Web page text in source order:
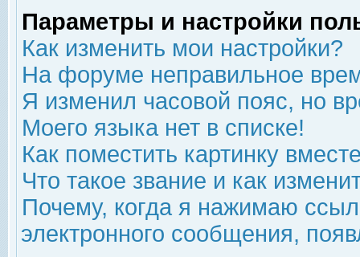
Параметры и настройки
Как изменить мои настройки?
На форуме неправильное
Я изменил часовой пояс, но
Моего языка нет в списке!
Как поместить картинку
Что такое звание и как
Почему, когда я нажимаю
электронного сообщения,